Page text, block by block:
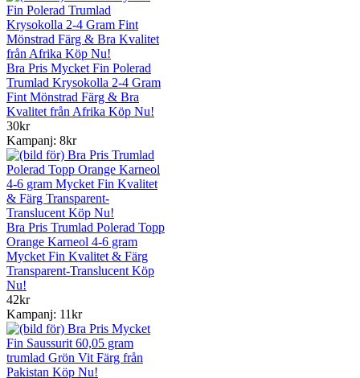
Bra Pris Mycket Fin Polerad
Trumlad Krysokolla 2-4 Gram
Fint Mönstrad Färg & Bra
Kvalitet från Afrika Köp Nu!
30kr
Kampanj: 8kr
Bra Pris Trumlad Polerad Topp
Orange Karneol 4-6 gram
Mycket Fin Kvalitet & Färg
Transparent-Translucent Köp
Nu!
42kr
Kampanj: 11kr